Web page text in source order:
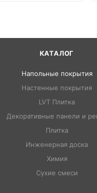
КАТАЛОГ
Напольные покрытия
Настенные покрытия
LVT Плитка
Декоративные панели и
Плитка
Инженерная доска
Химия
Сухие смеси